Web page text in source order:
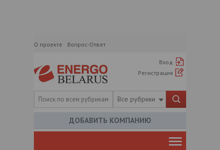
О проекте Вопрос-Ответ
Вход
Регистрация
Все рубрики
ДОБАВИТЬ КОМПАНИЮ